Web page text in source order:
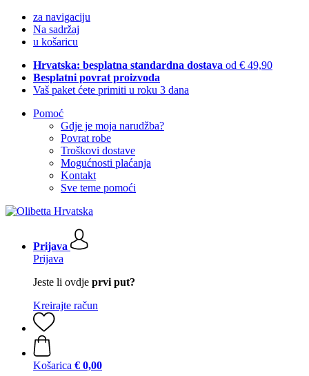
za navigaciju
Na sadržaj
u košaricu
Hrvatska: besplatna standardna dostava od € 49,90
Besplatni povrat proizvoda
Vaš paket ćete primiti u roku 3 dana
Pomoć
Gdje je moja narudžba?
Povrat robe
Troškovi dostave
Mogućnosti plaćanja
Kontakt
Sve teme pomoći
Prijava
Prijava
Jeste li ovdje prvi put?
Kreirajte račun
Košarica € 0,00